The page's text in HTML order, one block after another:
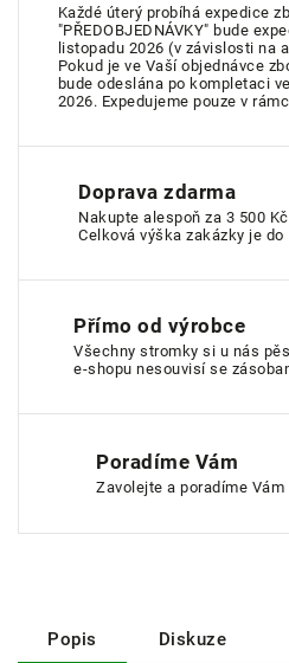
Každé úterý probíhá expedice
"PŘEDOBJEDNÁVKY" bude
listopadu 2026 (v závislosti na
Pokud je ve Vaší objednávce
bude odeslána po kompletaci
2026. Expedujeme pouze v
Doprava zdarma
Nakupte alespoň za 3 500
Celková výška zakázky je do
Přímo od výrobce
Všechny stromky si u nás
e-shopu nesouvisí se
Poradíme Vám
Zavolejte a poradíme Vám
Popis Diskuze